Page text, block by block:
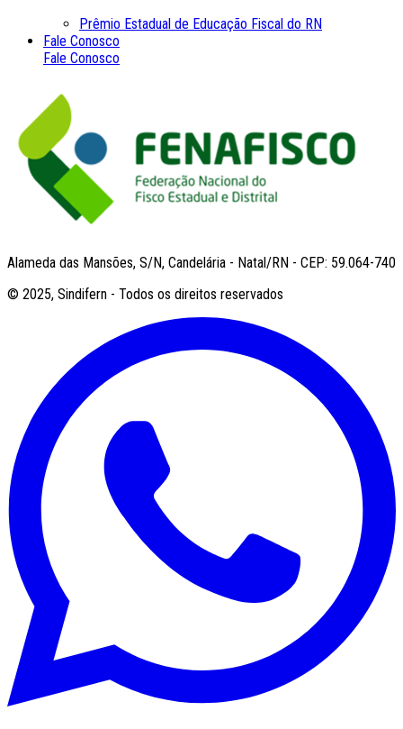
Prêmio Estadual de Educação Fiscal do RN
Fale Conosco
Fale Conosco
Alameda das Mansões, S/N, Candelária - Natal/RN - CEP: 59.064-740
© 2025, Sindifern - Todos os direitos reservados